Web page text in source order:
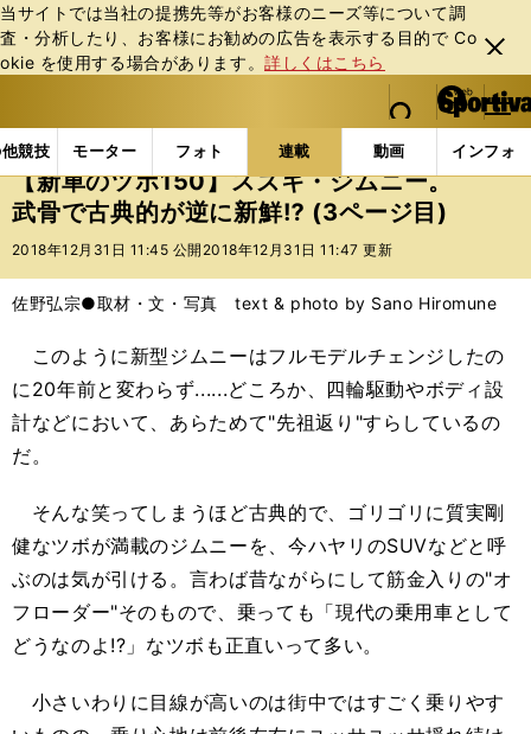
当サイトでは当社の提携先等がお客様のニーズ等について調
査・分析したり、お客様にお勧めの広告を表⽰する⽬的で Co
okie を使⽤する場合があります。詳しくはこちら
閉じ
る
web Sportiva (webスポルティーバ)
検索
マイペ
ー
ジ
メニュ
競技 モーター フォト 連載 動画 インフォ
b
ス
ポ
ル
バ
連載コラム 新車のツボ 【新車のツボ150】スズキ
【新車のツボ150】スズキ・ジムニー。
武骨で古典的が逆に新鮮⁉ (3ページ目)
2018年12月31日 11:45 公開 2018年12月31日 11:47 更新
佐野弘宗●取材・文・写真 text & photo by Sano Hiromune
このように新型ジムニーはフルモデルチェンジしたの
に20年前と変わらず......どころか、四輪駆動やボディ設
計などにおいて、あらためて"先祖返り"すらしているの
だ。
そんな笑ってしまうほど古典的で、ゴリゴリに質実剛
健なツボが満載のジムニーを、今ハヤリのSUVなどと呼
ぶのは気が引ける。言わば昔ながらにして筋金入りの"オ
フローダー"そのもので、乗っても「現代の乗用車として
どうなのよ!?」なツボも正直いって多い。
小さいわりに目線が高いのは街中ではすごく乗りやす